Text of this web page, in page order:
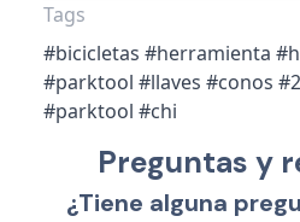
Tags
#bicicletas #herramienta
#parktool #llaves #conos
#parktool #chi
Preguntas y
¿Tiene alguna